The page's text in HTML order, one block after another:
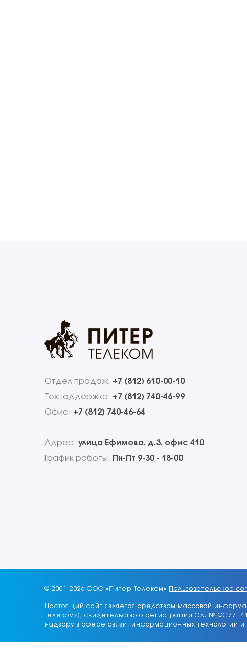
Отдел продаж: +7 (812) 610-00-10
Техподдержка: +7 (812) 740-46-99
Офис: +7 (812) 740-46-64
Адрес: улица Ефимова, д.3, офис 410
График работы:
Пн-Пт 9-30 - 18-00
© 2001-2026 ООО «Питер-Телеком» Пользовательское
Настоящий сайт является средством массовой
Телеком»), свидетельство о регистрации Эл. №
надзору в сфере связи, информационных технологий